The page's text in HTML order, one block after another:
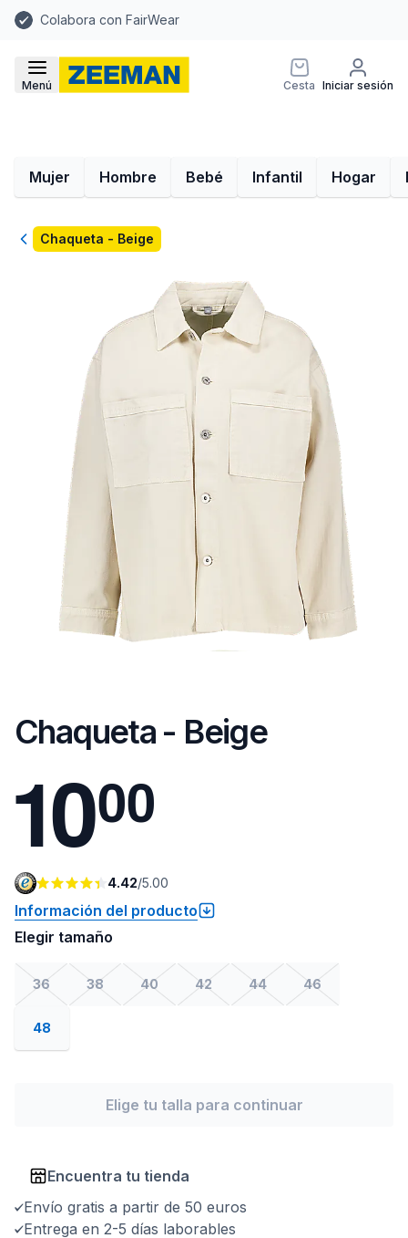
Colabora con FairWear
Menú Cesta Iniciar sesión
Mujer Hombre Bebé Infantil Hogar
VolverChaqueta - Beige
Chaqueta - Beige
1000
4.42/5.00
Información del producto
Elegir tamaño
36 38 40 42 44 46
48
Elige tu talla para continuar
Encuentra tu tienda
Envío gratis a partir de 50 euros
Entrega en 2-5 días laborables